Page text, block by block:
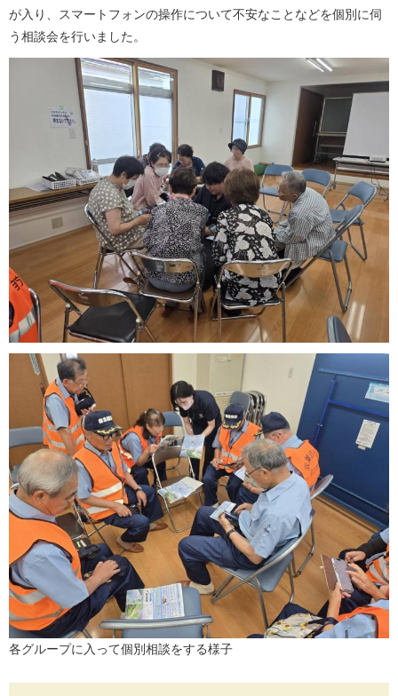
が入り、スマートフォンの操作について不安なことなどを個別に伺
う相談会を行いました。
各グループに入って個別相談をする様子